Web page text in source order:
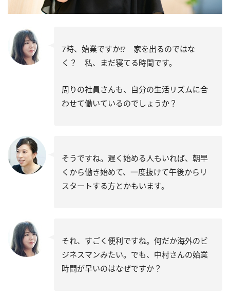
7時、始業ですか!? 家を出るのではな
く？ 私、まだ寝てる時間です。
周りの社員さんも、自分の生活リズムに合
わせて働いているのでしょうか？
そうですね。遅く始める人もいれば、朝早
くから働き始めて、一度抜けて午後からリ
スタートする方とかもいます。
それ、すごく便利ですね。何だか海外のビ
ジネスマンみたい。でも、中村さんの始業
時間が早いのはなぜですか？